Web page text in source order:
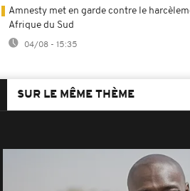
Amnesty met en garde contre le
Afrique du Sud
04/08 - 15:35
SUR LE MÊME THÈME